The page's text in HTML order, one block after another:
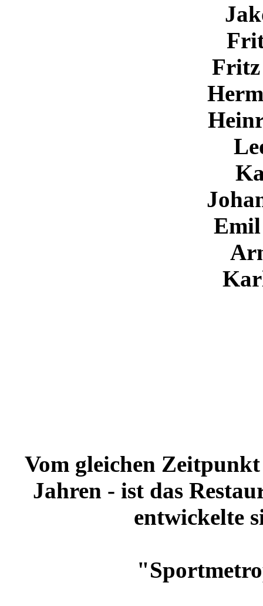
Fritz
Emil
Vom gleichen Zeitpunkt
Jahren - ist das
entwickelte